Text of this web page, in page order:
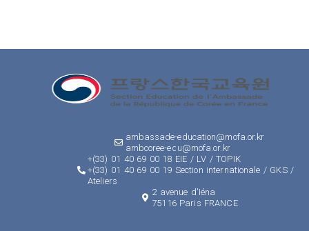
ambassade-education@mofa.or.kr
ambcoree-edu@mofa.or.kr
+(33) 01 40 69 00 18 EIE / LV / TOPIK
+(33) 01 40 69 00 19 Section internationale / GKS /
Ateliers
2 avenue d'Iéna
75116 Paris FRANCE